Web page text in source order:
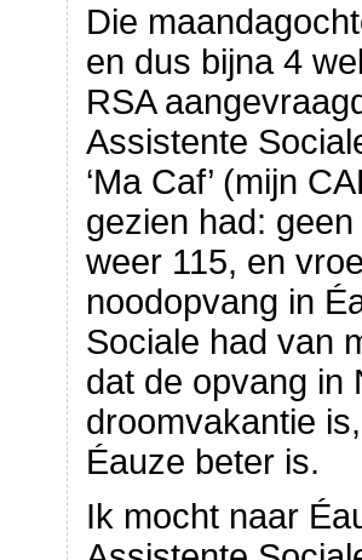
Die
en dus bijna 4
RSA
Assistente
‘Ma Caf’ (mijn
gezien had:
weer 115, en
noodopvang in
Sociale had van
dat de opvang in
droomvakantie
Éauze beter is.
Ik mocht naar